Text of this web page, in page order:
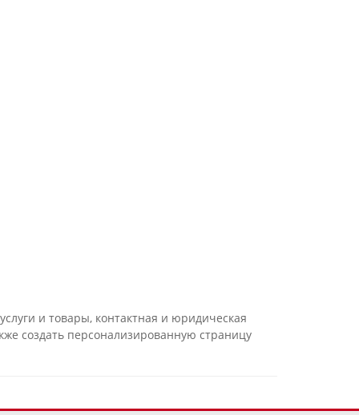
и товары, контактная и юридическая
создать персонализированную страницу